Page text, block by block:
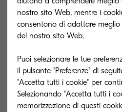
in ogni momento.
Un altro fattore
è l'importanza della
rischio di una multa o di
mancato rispetto
qualifiche e la formazione
nostro sito Web, mentre i
consentono di adattare
del nostro sito Web.
Puoi selezionare le tue
il pulsante "Preferenze" di
"Accetta tutti i cookie" per
Selezionando "Accetta tutti i
memorizzazione di questi